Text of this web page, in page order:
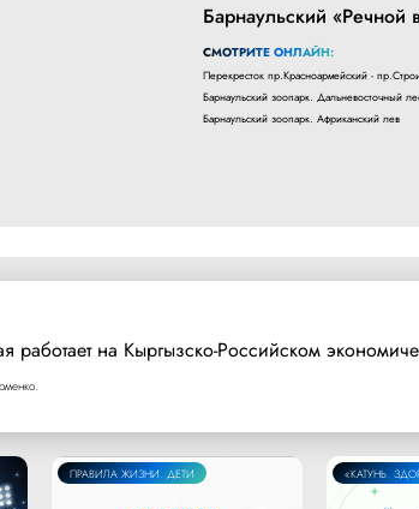
Барнаульский «Речной
СМОТРИТЕ ОНЛАЙН:
Перекресток пр.Красноармейский -
Барнаульский зоопарк. Дальневосточный
Барнаульский зоопарк. Африканский лев
работает на Кыргызско-Российском
ПРАВИЛА ЖИЗНИ. ДЕТИ «КАТУНЬ.